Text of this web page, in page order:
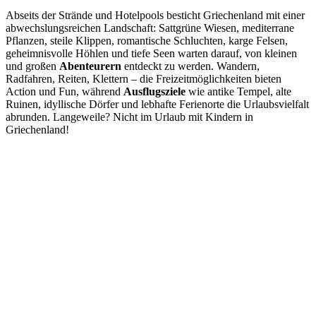
Abseits der Strände und Hotelpools besticht Griechenland mit einer
abwechslungsreichen Landschaft: Sattgrüne Wiesen, mediterrane
Pflanzen, steile Klippen, romantische Schluchten, karge Felsen,
geheimnisvolle Höhlen und tiefe Seen warten darauf, von kleinen
und großen Abenteurern entdeckt zu werden. Wandern,
Radfahren, Reiten, Klettern – die Freizeitmöglichkeiten bieten
Action und Fun, während Ausflugsziele wie antike Tempel, alte
Ruinen, idyllische Dörfer und lebhafte Ferienorte die Urlaubsvielfalt
abrunden. Langeweile? Nicht im Urlaub mit Kindern in
Griechenland!